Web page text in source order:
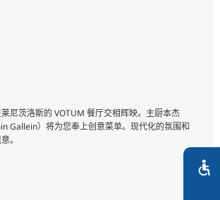
尼茨洛斯的 VOTUM 餐厅交相辉映。主厨本杰
Gallein）将为您奉上创意菜单。现代化的氛围和
。